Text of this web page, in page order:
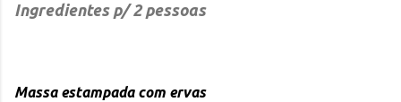
Ingredientes p/ 2 pessoas
Massa estampada com ervas